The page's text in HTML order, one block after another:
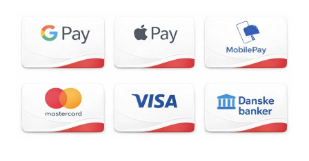
24×10-12″
25×10-12″